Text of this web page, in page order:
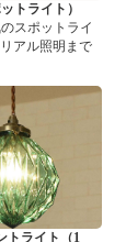
トライト）
スポットライ
アル照明まで
トライト（1